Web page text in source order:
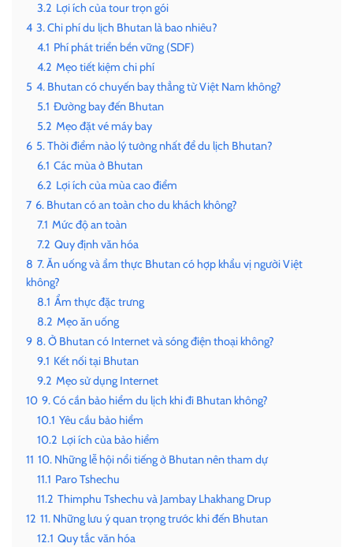
3.2 Lợi ích của tour trọn gói
4 3. Chi phí du lịch Bhutan là bao nhiêu?
4.1 Phí phát triển bền vững (SDF)
4.2 Mẹo tiết kiệm chi phí
5 4. Bhutan có chuyến bay thẳng từ Việt Nam không?
5.1 Đường bay đến Bhutan
5.2 Mẹo đặt vé máy bay
6 5. Thời điểm nào lý tưởng nhất để du lịch Bhutan?
6.1 Các mùa ở Bhutan
6.2 Lợi ích của mùa cao điểm
7 6. Bhutan có an toàn cho du khách không?
7.1 Mức độ an toàn
7.2 Quy định văn hóa
8 7. Ăn uống và ẩm thực Bhutan có hợp khẩu vị người Việt
không?
8.1 Ẩm thực đặc trưng
8.2 Mẹo ăn uống
9 8. Ở Bhutan có Internet và sóng điện thoại không?
9.1 Kết nối tại Bhutan
9.2 Mẹo sử dụng Internet
10 9. Có cần bảo hiểm du lịch khi đi Bhutan không?
10.1 Yêu cầu bảo hiểm
10.2 Lợi ích của bảo hiểm
11 10. Những lễ hội nổi tiếng ở Bhutan nên tham dự
11.1 Paro Tshechu
11.2 Thimphu Tshechu và Jambay Lhakhang Drup
12 11. Những lưu ý quan trọng trước khi đến Bhutan
12.1 Quy tắc văn hóa